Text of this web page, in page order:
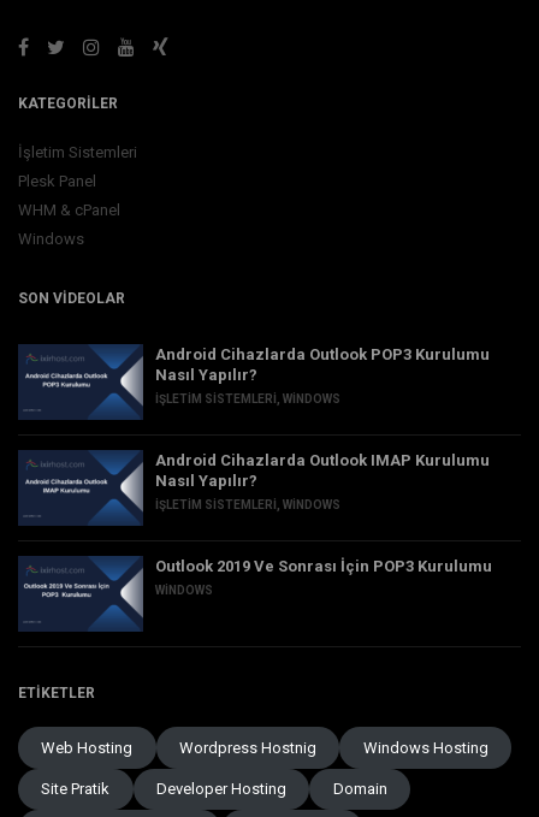
KATEGORILER
İşletim Sistemleri
Plesk Panel
WHM & cPanel
Windows
SON VIDEOLAR
Android Cihazlarda Outlook POP3 Kurulumu
Nasıl Yapılır?
İŞLETIM SISTEMLERI, WINDOWS
Android Cihazlarda Outlook IMAP Kurulumu
Nasıl Yapılır?
İŞLETIM SISTEMLERI, WINDOWS
Outlook 2019 Ve Sonrası İçin POP3 Kurulumu
WINDOWS
ETIKETLER
Web Hosting Wordpress Hostnig Windows Hosting
Site Pratik Developer Hosting Domain